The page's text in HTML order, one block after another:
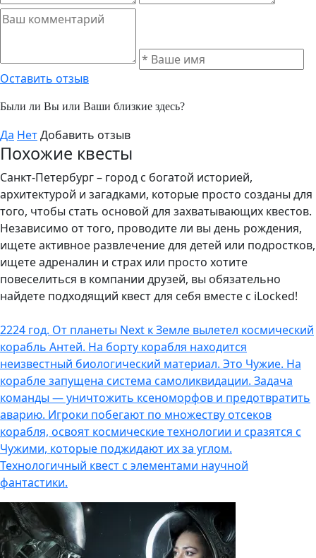
Оставить отзыв
Были ли Вы или Ваши близкие здесь?
Да НетДобавить отзыв
Похожие квесты
Санкт-Петербург – город с богатой историей,
архитектурой и загадками, которые просто созданы для
того, чтобы стать основой для захватывающих квестов.
Независимо от того, проводите ли вы день рождения,
ищете активное развлечение для детей или подростков,
ищете адреналин и страх или просто хотите
повеселиться в компании друзей, вы обязательно
найдете подходящий квест для себя вместе с iLocked!
2224 год. От планеты Next к Земле вылетел космический
корабль Антей. На борту корабля находится
неизвестный биологический материал. Это Чужие. На
корабле запущена система самоликвидации. Задача
команды — уничтожить ксеноморфов и предотвратить
аварию. Игроки побегают по множеству отсеков
корабля, освоят космические технологии и сразятся с
Чужими, которые поджидают их за углом.
Технологичный квест с элементами научной
фантастики.